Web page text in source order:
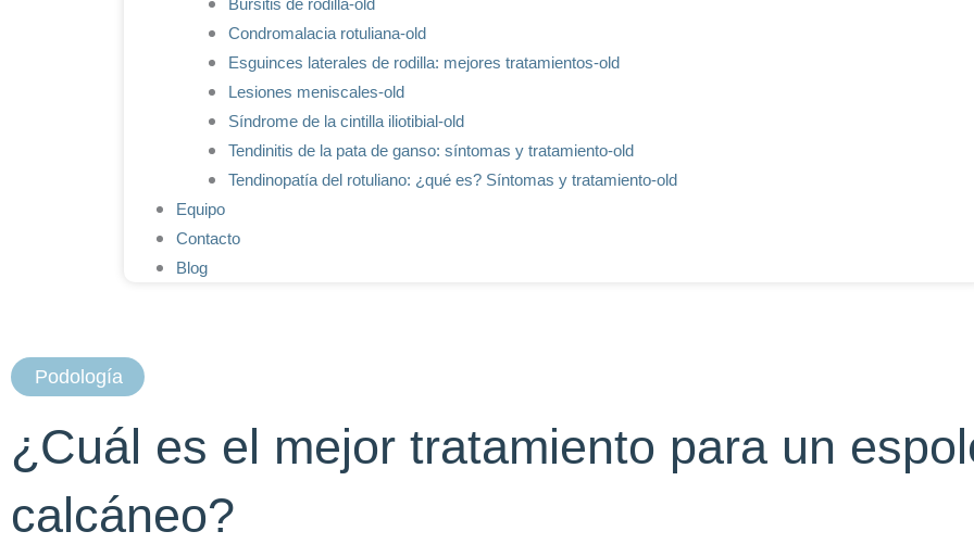
Bursitis de rodilla-old
Condromalacia rotuliana-old
Esguinces laterales de rodilla: mejores tratamientos-old
Lesiones meniscales-old
Síndrome de la cintilla iliotibial-old
Tendinitis de la pata de ganso: síntomas y tratamiento-old
Tendinopatía del rotuliano: ¿qué es? Síntomas y tratamiento-old
Equipo
Contacto
Blog
Podología
¿Cuál es el mejor tratamiento para un
calcáneo?